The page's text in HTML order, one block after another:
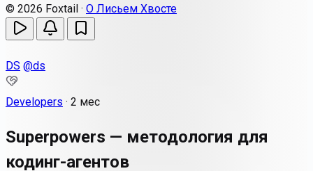
© 2026 Foxtail · О Лисьем Хвосте
DS @ds
Developers · 2 мес
Superpowers — методология для
кодинг-агентов